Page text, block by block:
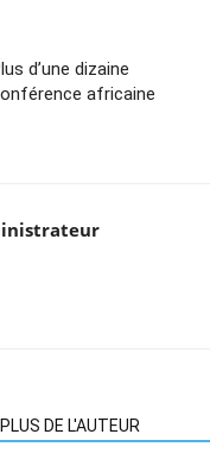
d’une dizaine
africaine
PLUS DE L'AUTEUR